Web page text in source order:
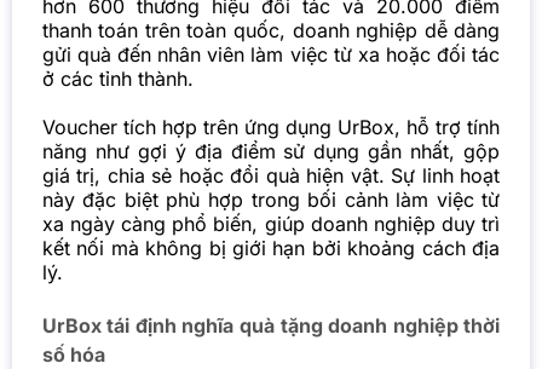
hơn 600 thương hiệu đối tác và 20.000 điểm
thanh toán trên toàn quốc, doanh nghiệp dễ dàng
gửi quà đến nhân viên làm việc từ xa hoặc đối tác
ở các tỉnh thành.
Voucher tích hợp trên ứng dụng UrBox, hỗ trợ tính
năng như gợi ý địa điểm sử dụng gần nhất, gộp
giá trị, chia sẻ hoặc đổi quà hiện vật. Sự linh hoạt
này đặc biệt phù hợp trong bối cảnh làm việc từ
xa ngày càng phổ biến, giúp doanh nghiệp duy trì
kết nối mà không bị giới hạn bởi khoảng cách địa
lý.
UrBox tái định nghĩa quà tặng doanh nghiệp thời
số hóa